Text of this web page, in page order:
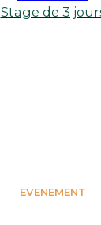
Stage de 3
EVENEMENT